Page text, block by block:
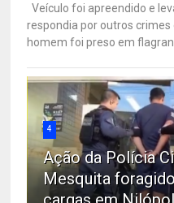
Veículo foi apreendido e
respondia por outros
homem foi preso em
4
Ação da Polícia
Mesquita